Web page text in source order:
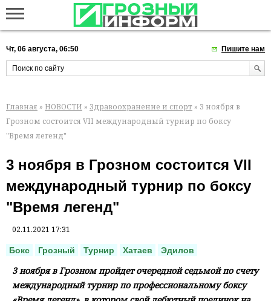
Чт, 06 августа, 06:50 Пишите нам
Главная » НОВОСТИ » Здравоохранение и спорт » 3 ноября в
Грозном состоится VII международный турнир по боксу
"Время легенд"
3 ноября в Грозном состоится VII
международный турнир по боксу
"Время легенд"
02.11.2021 17:31
Бокс Грозный Турнир Хатаев Эдилов
3 ноября в Грозном пройдет очередной седьмой по счету
международный турнир по профессиональному боксу